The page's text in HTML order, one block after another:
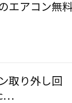
エアコン無
取り外し回